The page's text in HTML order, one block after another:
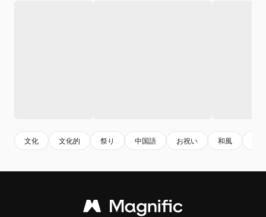
文化 文化的 祭り 中国語 お祝い 和風